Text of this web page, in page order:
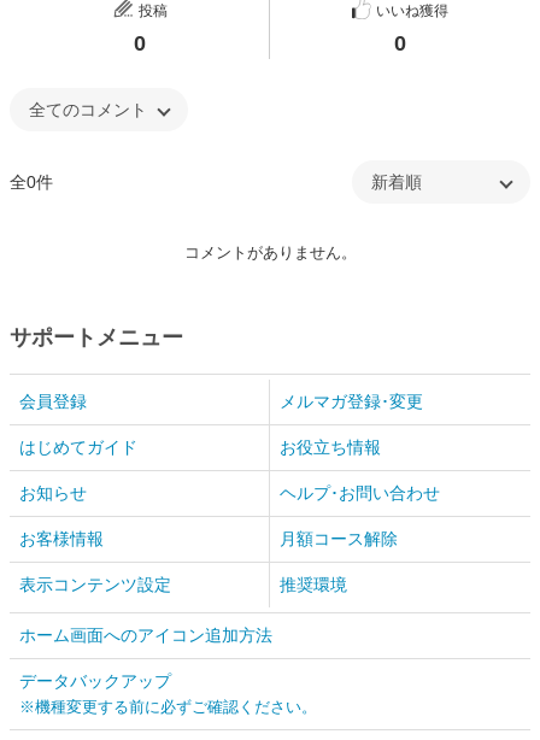
投稿
0
いいね獲得
0
全0件
コメントがありません。
サポートメニュー
会員登録 メルマガ登録･変更
はじめてガイド お役立ち情報
お知らせ ヘルプ･お問い合わせ
お客様情報 月額コース解除
表示コンテンツ設定 推奨環境
ホーム画面へのアイコン追加方法
データバックアップ
※機種変更する前に必ずご確認ください。